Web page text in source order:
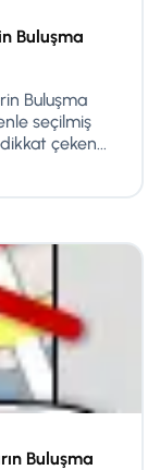
Buluşma
Buluşma
seçilmiş
çeken...
Buluşma